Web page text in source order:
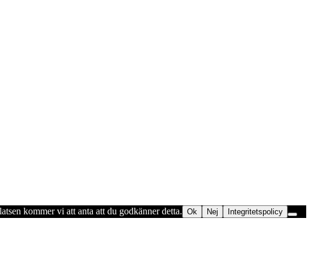
kommer vi att anta att du godkänner detta. Ok Nej Integritetspolicy